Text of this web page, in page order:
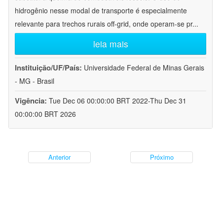
hidrogênio nesse modal de transporte é especialmente
relevante para trechos rurais off-grid, onde operam-se pr...
leia mais
Instituição/UF/País: Universidade Federal de Minas Gerais
- MG - Brasil
Vigência: Tue Dec 06 00:00:00 BRT 2022-Thu Dec 31
00:00:00 BRT 2026
Anterior Próximo